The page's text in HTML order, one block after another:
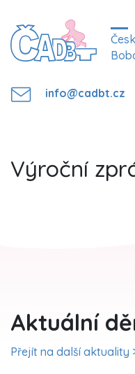
info@cadbt.cz
Výroční
Aktuální
Přejít na další aktuality